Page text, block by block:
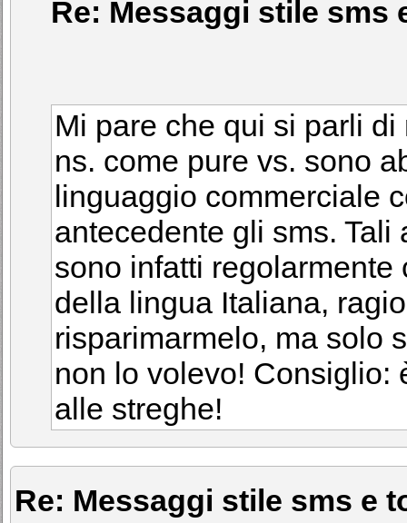
Re: Messaggi stile sms
Mi pare che qui si parli
ns. come pure vs. sono
linguaggio commerciale
antecedente gli sms.
sono infatti
della lingua Italiana,
risparimarmelo, ma solo
non lo volevo! Consiglio:
alle streghe!
Re: Messaggi stile sms e